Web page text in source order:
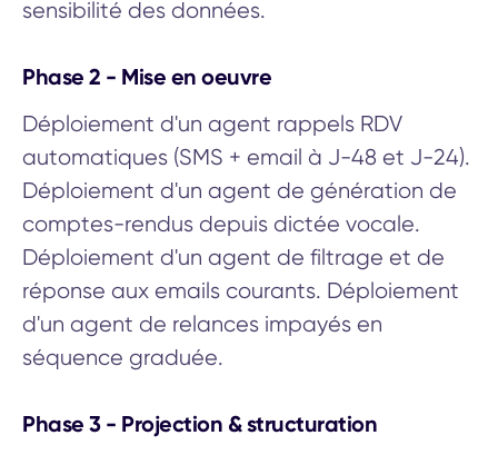
sensibilité des données.
Phase 2 - Mise en oeuvre
Déploiement d'un agent rappels RDV
automatiques (SMS + email à J-48 et J-24).
Déploiement d'un agent de génération de
comptes-rendus depuis dictée vocale.
Déploiement d'un agent de filtrage et de
réponse aux emails courants. Déploiement
d'un agent de relances impayés en
séquence graduée.
Phase 3 - Projection & structuration